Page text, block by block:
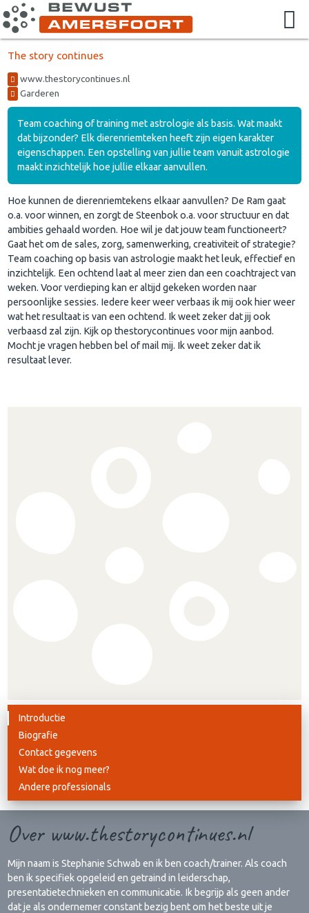
The story continues
www.thestorycontinues.nl
Garderen
Team coaching of training met astrologie als basis. Wat maakt
dat bijzonder? Elk dierenriemteken heeft zijn eigen karakter
eigenschappen. Een opstelling van jullie team vanuit astrologie
maakt inzichtelijk hoe jullie elkaar aanvullen.
Hoe kunnen de dierenriemtekens elkaar aanvullen? De Ram gaat
o.a. voor winnen, en zorgt de Steenbok o.a. voor structuur en dat
ambities gehaald worden. Hoe wil je dat jouw team functioneert?
Gaat het om de sales, zorg, samenwerking, creativiteit of strategie?
Team coaching op basis van astrologie maakt het leuk, effectief en
inzichtelijk. Een ochtend laat al meer zien dan een coachtraject van
weken. Voor verdieping kan er altijd gekeken worden naar
persoonlijke sessies. Iedere keer weer verbaas ik mij ook hier weer
wat het resultaat is van een ochtend. Ik weet zeker dat jij ook
verbaasd zal zijn. Kijk op thestorycontinues voor mijn aanbod.
Mocht je vragen hebben bel of mail mij. Ik weet zeker dat ik
resultaat lever.
Introductie
Biografie
Contact gegevens
Wat doe ik nog meer?
Andere professionals
Over www.thestorycontinues.nl
Mijn naam is Stephanie Schwab en ik ben coach/trainer. Als coach
ben ik specifiek opgeleid en getraind in leiderschap,
presentatietechnieken en communicatie. Ik begrijp als geen ander
dat je als ondernemer constant bezig bent om het beste uit je